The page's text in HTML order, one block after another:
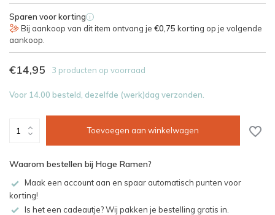
Sparen voor korting i
Bij aankoop van dit item ontvang je €0,75 korting op je volgende
aankoop.
€14,95 3 producten op voorraad
Voor 14.00 besteld, dezelfde (werk)dag verzonden.
Toevoegen aan winkelwagen
Waarom bestellen bij Hoge Ramen?
Maak een account aan en spaar automatisch punten voor
korting!
Is het een cadeautje? Wij pakken je bestelling gratis in.